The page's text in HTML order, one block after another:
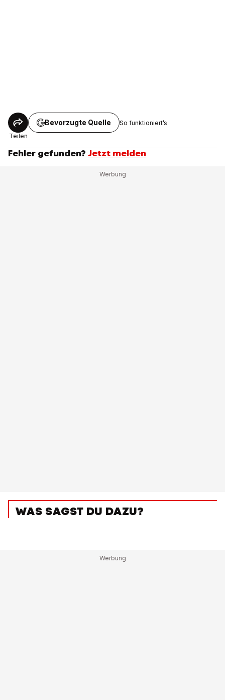
Teilen
Bevorzugte Quelle So funktioniert’s
Fehler gefunden? Jetzt melden
WAS SAGST DU DAZU?